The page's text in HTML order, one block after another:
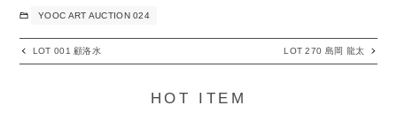
YOOC ART AUCTION 024
LOT 001 顧洛水 LOT 270 島岡 龍太
HOT ITEM